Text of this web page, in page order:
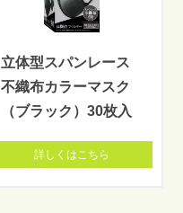
立体型スパンレース
不織布カラーマスク
（ブラック）30枚入
詳しくはこちら